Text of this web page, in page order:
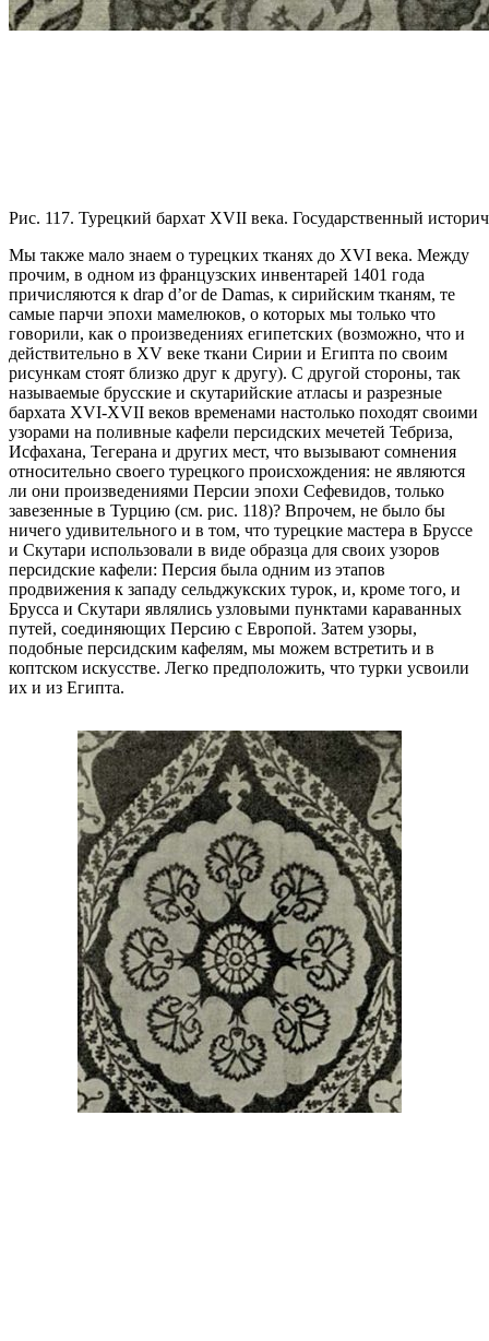
Рис. 117. Турецкий бархат XVII века. Государственный
Мы также мало знаем о турецких тканях до XVI века. Между
прочим, в одном из французских инвентарей 1401 года
причисляются к drap d’or de Damas, к сирийским тканям, те
самые парчи эпохи мамелюков, о которых мы только что
говорили, как о произведениях египетских (возможно, что и
действительно в XV веке ткани Сирии и Египта по своим
рисункам стоят близко друг к другу). С другой стороны, так
называемые брусские и скутарийские атласы и разрезные
бархата XVI-XVII веков временами настолько походят своими
узорами на поливные кафели персидских мечетей Тебриза,
Исфахана, Тегерана и других мест, что вызывают сомнения
относительно своего турецкого происхождения: не являются
ли они произведениями Персии эпохи Сефевидов, только
завезенные в Турцию (см. рис. 118)? Впрочем, не было бы
ничего удивительного и в том, что турецкие мастера в Бруссе
и Скутари использовали в виде образца для своих узоров
персидские кафели: Персия была одним из этапов
продвижения к западу сельджукских турок, и, кроме того, и
Брусса и Скутари являлись узловыми пунктами караванных
путей, соединяющих Персию с Европой. Затем узоры,
подобные персидским кафелям, мы можем встретить и в
коптском искусстве. Легко предположить, что турки усвоили
их и из Египта.